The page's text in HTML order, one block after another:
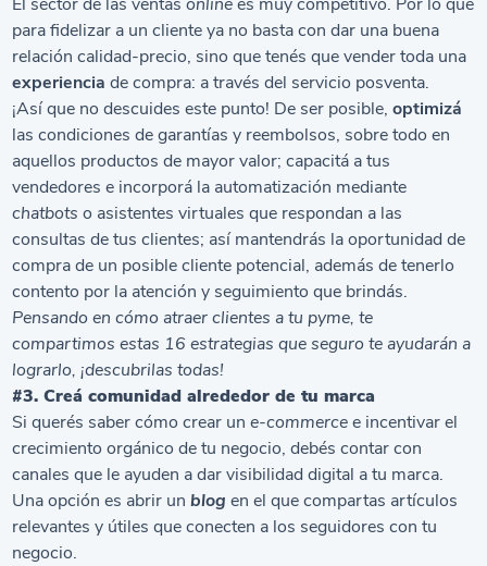
para fidelizar a un cliente ya no basta con dar una buena
relación calidad-precio, sino que tenés que vender toda una
experiencia de compra: a través del servicio posventa.
¡Así que no descuides este punto! De ser posible,optimizá
las condiciones de garantías y reembolsos, sobre todo en
aquellos productos de mayor valor; capacitá a tus
vendedores e incorporá la automatización mediante
chatbots o asistentes virtuales que respondan a las
consultas de tus clientes; así mantendrás la oportunidad de
compra de un posible cliente potencial, además de tenerlo
contento por la atención y seguimiento que brindás.
Pensando encómo atraer clientes a tu pyme, te
compartimos estas 16 estrategias que seguro te ayudarán a
lograrlo, ¡descubrilas todas!
#3. Creá comunidad alrededor de tu marca
Si querés saber cómo crear un e-commercee incentivar el
crecimiento orgánico de tu negocio, debés contar con
canales que le ayuden a dar visibilidad digital a tu marca.
Una opción es abrir unblog en el que compartas artículos
relevantes y útiles que conecten a los seguidores con tu
negocio.